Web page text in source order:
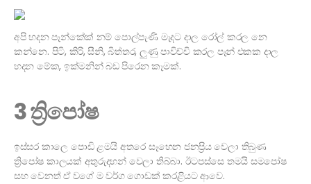
අපි හදන පෑන්කේක් නම් පොල්පැණි මැදට දාල රෝල් කරල නෙ
කන්නෙ. පිටි, කිරි, සීනි, බිත්තර, ලුණු පාවිච්චි කරල පෑන් එකක දාල
හදන මේක, ඉක්මනින් බඩ පිරෙන කෑමක්.
3 ත්‍රිපෝෂ
ඉස්සර කාලෙ පොඩි ළමයි අතරෙ සෑහෙන ජනප්‍රිය වෙලා තිබුණ
ත්‍රිපෝෂ කාලයක් අතුරුදහන් වෙලා තිබ්බා. ඊටපස්සෙ තමයි සමපෝෂ
සහ වෙනත් ඒ වගේ ම වර්ග ගොඩක් කරළියට ආවෙ.